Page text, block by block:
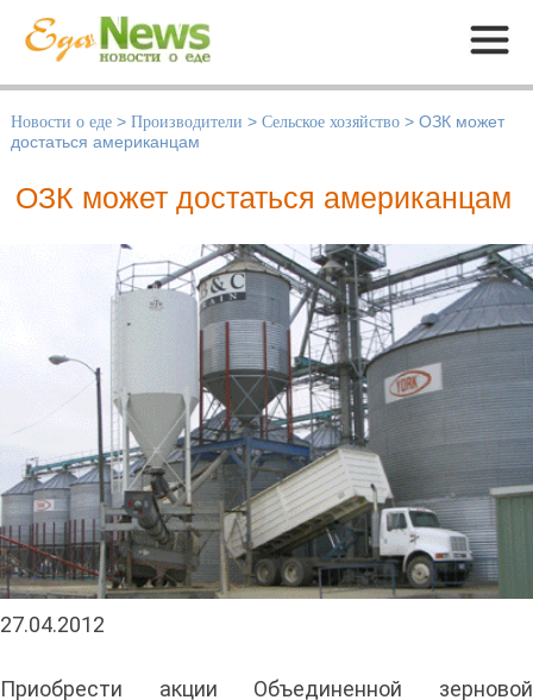
Меню
Новости о еде > Производители > Сельское хозяйство > ОЗК может
достаться американцам
ОЗК может достаться американцам
27.04.2012
Приобрести акции Объединенной зерновой